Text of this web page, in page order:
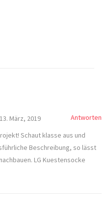
13. März, 2019
Antworten
Schaut klasse aus und
Beschreibung, so lässt
LG Kuestensocke